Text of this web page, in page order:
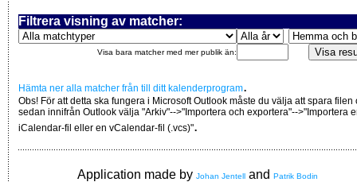
Filtrera visning av matcher:
Visa bara matcher med mer publik än:
Hämta ner alla matcher från till ditt kalenderprogram.
Obs! För att detta ska fungera i Microsoft Outlook måste du välja att spara filen
sedan innifrån Outlook välja "Arkiv"-->"Importera och exportera"-->"Importera
iCalendar-fil eller en vCalendar-fil (.vcs)".
Application made by Johan Jentell and Patrik Bodin